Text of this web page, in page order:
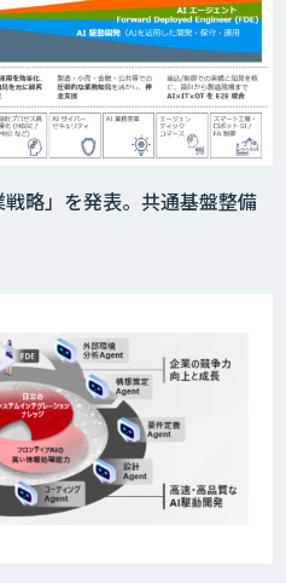
業務最適化AIシステム
略」を発表。共通基盤整備